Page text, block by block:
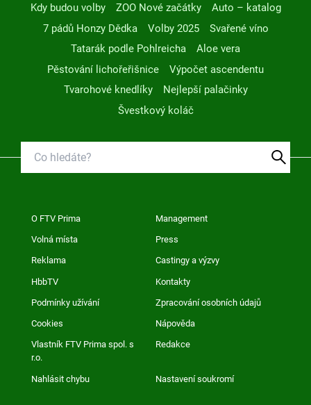
Kdy budou volby
ZOO Nové začátky
Auto – katalog
7 pádů Honzy Dědka
Volby 2025
Svařené víno
Tatarák podle Pohlreicha
Aloe vera
Pěstování lichořeřišnice
Výpočet ascendentu
Tvarohové knedlíky
Nejlepší palačinky
Švestkový koláč
O FTV Prima Management
Volná místa Press
Reklama Castingy a výzvy
HbbTV Kontakty
Podmínky užívání Zpracování osobních údajů
Cookies Nápověda
Vlastník FTV Prima spol. s
r.o.
Redakce
Nahlásit chybu Nastavení soukromí